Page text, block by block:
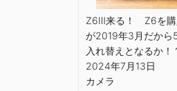
Z6Ⅲ来る！ Z6を購
が2019年3月だから
入れ替えとなるか！
2024年7月13日
カメラ